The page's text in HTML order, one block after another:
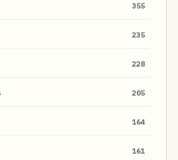
355
235
228
205
164
161